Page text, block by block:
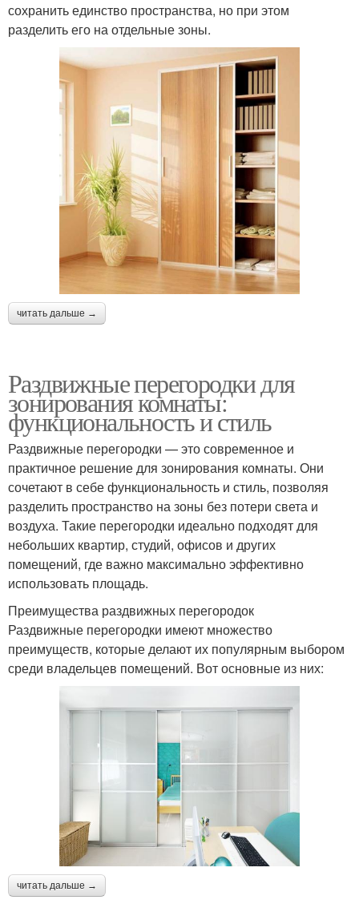
сохранить единство пространства, но при этом
разделить его на отдельные зоны.
читать дальше →
Раздвижные перегородки для
зонирования комнаты:
функциональность и стиль
Раздвижные перегородки — это современное и
практичное решение для зонирования комнаты. Они
сочетают в себе функциональность и стиль, позволяя
разделить пространство на зоны без потери света и
воздуха. Такие перегородки идеально подходят для
небольших квартир, студий, офисов и других
помещений, где важно максимально эффективно
использовать площадь.
Преимущества раздвижных перегородок
Раздвижные перегородки имеют множество
преимуществ, которые делают их популярным выбором
среди владельцев помещений. Вот основные из них:
читать дальше →